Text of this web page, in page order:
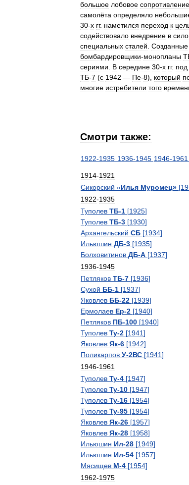
большое лобовое сопротивление
самолёта определяло
30-х гг. наметился переход к
содействовало внедрение в
специальных сталей Созданные
бомбардировщики-монопланы
сериями
В середине 30-х гг. под
ТБ-7 (с 1942 — Пе-8), который
многие истребители того
Смотри также:
1922-1935 1936-1945 1946-1961
1914-1921
Сикорский «Илья Муромец» [
1922-1935
Туполев ТБ-1 [1925]
Туполев ТБ-3 [1930]
Архангельский СБ [1934]
Ильюшин ДБ-3 [1935]
Болховитинов ДБ-А [1937]
1936-1945
Петляков ТБ-7 [1936]
Сухой ББ-1 [1937]
Яковлев ББ-22 [1939]
Ермолаев Ер-2 [1940]
Петляков ПБ-100 [1940]
Туполев Ту-2 [1941]
Яковлев Як-6 [1942]
Поликарпов У-2ВС [1941]
1946-1961
Туполев Ту-4 [1947]
Туполев Ту-10 [1947]
Туполев Ту-16 [1954]
Туполев Ту-95 [1954]
Яковлев Як-26 [1957]
Яковлев Як-28 [1958]
Ильюшин Ил-28 [1949]
Ильюшин Ил-54 [1957]
Мясищев М-4 [1954]
1962-1975